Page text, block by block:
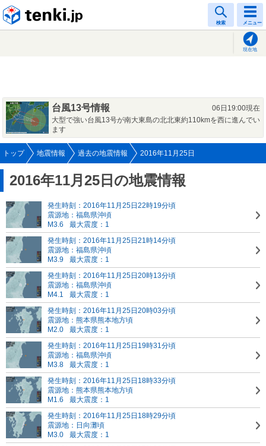
検索 メニュー
現在地
台風13号情報
06日19:00現在
大型で強い台風13号が南大東島の北北東約110kmを西に進んでい
ます
トップ 地震情報 過去の地震情報 2016年11月25日
2016年11月25日の地震情報
発生時刻：2016年11月25日22時19分頃
震源地：福島県沖頃
M3.6
最大震度：1
発生時刻：2016年11月25日21時14分頃
震源地：福島県沖頃
M3.9
最大震度：1
発生時刻：2016年11月25日20時13分頃
震源地：福島県沖頃
M4.1
最大震度：1
発生時刻：2016年11月25日20時03分頃
震源地：熊本県熊本地方頃
M2.0
最大震度：1
発生時刻：2016年11月25日19時31分頃
震源地：福島県沖頃
M3.8
最大震度：1
発生時刻：2016年11月25日18時33分頃
震源地：熊本県熊本地方頃
M1.6
最大震度：1
発生時刻：2016年11月25日18時29分頃
震源地：日向灘頃
M3.0
最大震度：1